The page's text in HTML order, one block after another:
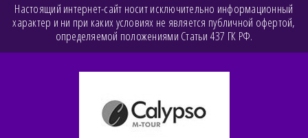
Настоящий интернет-сайт носит исключительно информационный
характер и ни при каких условиях не является публичной офертой,
определяемой положениями Статьи 437 ГК РФ.